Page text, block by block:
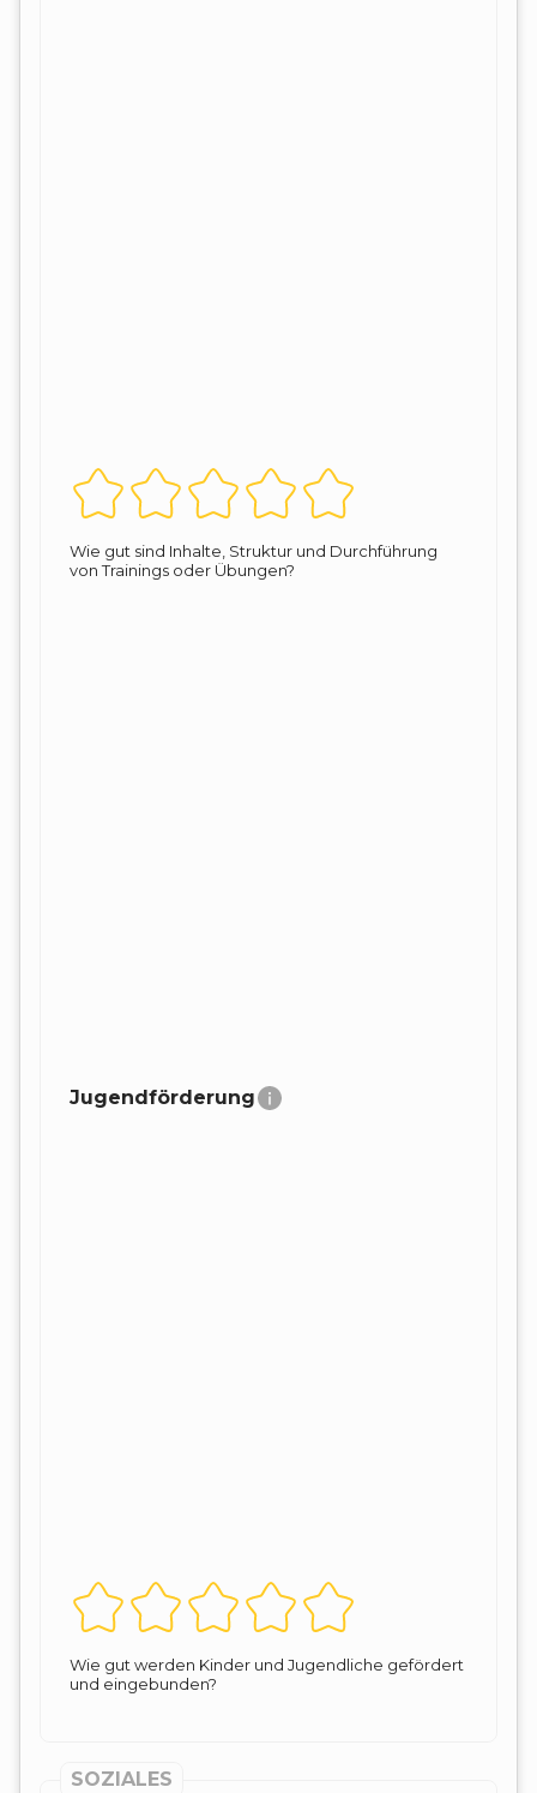
Wie gut sind Inhalte, Struktur und Durchführung
von Trainings oder Übungen?
Jugendförderung
Wie gut werden Kinder und Jugendliche gefördert
und eingebunden?
SOZIALES